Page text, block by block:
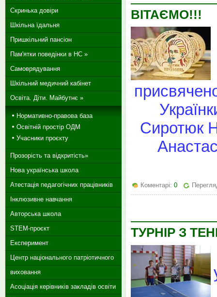
ВІТАЄМО!!!
Сиротюк
Коментарі: 0
ТУРНІР З
Скринька довіри
Шкільна їдальня
Пришкільний пансіон
Пам'ятки поведінки в НС »
Самоврядування
Шкільний медичний кабінет
Освіта. Діти. Майбутнє »
Нормативно-правова база
Освітній простір ОДМ
Учасники проєкту
Прозорість та відкритість»
Нова українська школа
Атестація педагогічних працівників
Інклюзивне навчання
Авторська школа
STEM-проєкт
Експеримент
Центр національного патріотичного
виховання
Асоціація керівників закладів освіти